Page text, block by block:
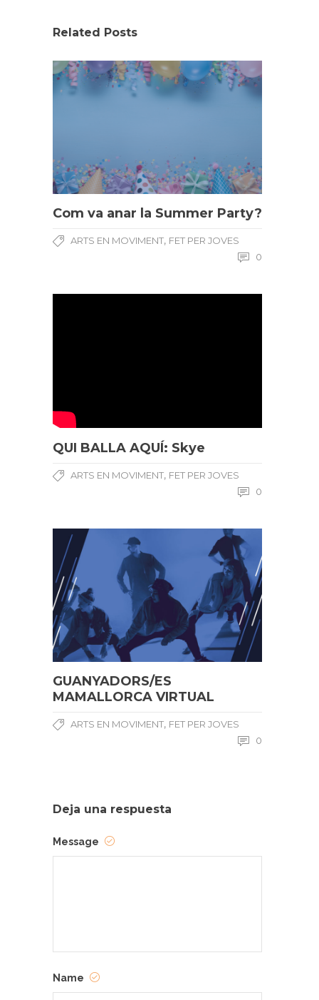
Related Posts
Com va anar la Summer Party?
ARTS EN MOVIMENT, FET PER JOVES
0
QUI BALLA AQUÍ: Skye
ARTS EN MOVIMENT, FET PER JOVES
0
GUANYADORS/ES
MAMALLORCA VIRTUAL
ARTS EN MOVIMENT, FET PER JOVES
0
Deja una respuesta
Message
Name